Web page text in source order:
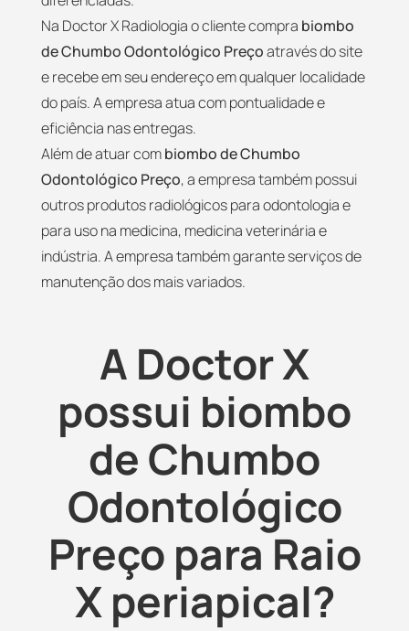
Na Doctor X Radiologia o cliente compra biombo
de Chumbo Odontológico Preçoatravés do site
e recebe em seu endereço em qualquer localidade
do país. A empresa atua com pontualidade e
eficiência nas entregas.
Além de atuar combiombo de Chumbo
Odontológico Preço, a empresa também possui
outros produtos radiológicos para odontologia e
para uso na medicina, medicina veterinária e
indústria. A empresa também garante serviços de
manutenção dos mais variados.
A Doctor X
possui biombo
de Chumbo
Odontológico
Preço para Raio
X periapical?